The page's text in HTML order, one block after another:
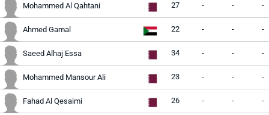
Mohammed Al Qahtani 27 - - -
Ahmed Gamal 22 - - -
Saeed Alhaj Essa 34 - - -
Mohammed Mansour Ali 23 - - -
Fahad Al Qesaimi 26 - - -